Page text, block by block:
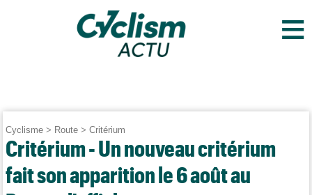
≡
Cyclisme > Route >Critérium
Critérium - Un nouveau critérium
fait son apparition le 6 août au